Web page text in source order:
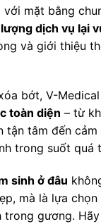
với mặt bằng
dịch vụ lại
và giới thiệu
bớt, V-
toàn diện – từ
tận tâm đến
trong suốt quá
sinh ở đâu
mà là lựa
trong gương.